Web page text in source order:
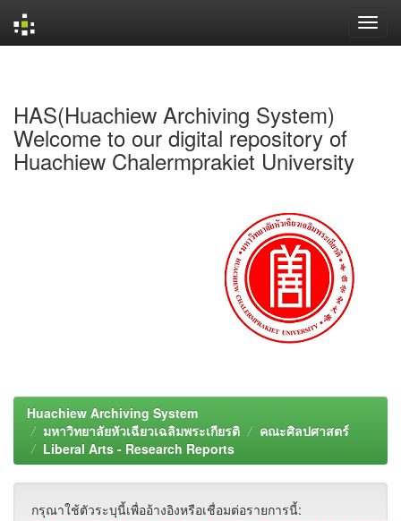
HAS(Huachiew Archiving System)
Welcome to our digital repository of
Huachiew Chalermprakiet University
Huachiew Archiving System
มหาวิทยาลัยหัวเฉียวเฉลิมพระเกียรติ
คณะศิลปศาสตร์
Liberal Arts - Research Reports
กรุณาใช้ตัวระบุนี้เพื่ออ้างอิงหรือเชื่อมต่อรายการนี้: